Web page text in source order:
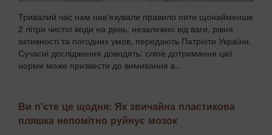
Тривалий час нам нав'язували правило пити щонайменше
2 літри чистої води на день, незалежно від ваги, рівня
активності та погодних умов, передають Патріоти України.
Сучасні дослідження доводять: сліпе дотримання цієї
норми може призвести до вимивання в...
Ви п'єте це щодня: Як звичайна пластикова
пляшка непомітно руйнує мозок